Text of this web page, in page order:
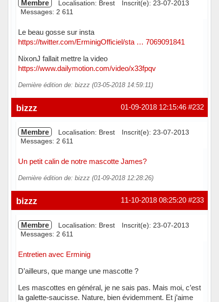
Membre Localisation: Brest
Inscrit(e): 23-07-2013
Messages: 2 611
Le beau gosse sur insta
https://twitter.com/ErminigOfficiel/sta … 7069091841
NixonJ fallait mettre la video
https://www.dailymotion.com/video/x33fpqv
Dernière édition de: bizzz (03-05-2018 14:59:11)
Hors ligne #232
01-09-2018 12:15:46
bizzz
Membre Localisation: Brest
Inscrit(e): 23-07-2013
Messages: 2 611
Un petit calin de notre mascotte James?
Dernière édition de: bizzz (01-09-2018 12:28:26)
Hors ligne #233
11-10-2018 08:25:20
bizzz
Membre Localisation: Brest
Inscrit(e): 23-07-2013
Messages: 2 611
Entretien avec Erminig
D’ailleurs, que mange une mascotte ?
Les mascottes en général, je ne sais pas. Mais moi, c’est
la galette-saucisse. Nature, bien évidemment. Et j’aime